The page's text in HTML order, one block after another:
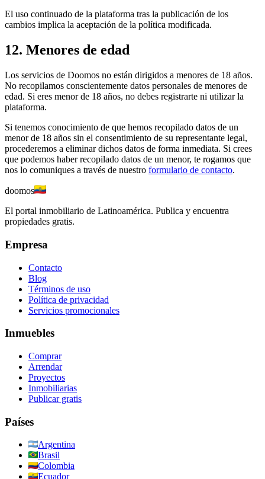
El uso continuado de la plataforma tras la publicación de los
cambios implica la aceptación de la política modificada.
12. Menores de edad
Los servicios de Doomos no están dirigidos a menores de 18 años.
No recopilamos conscientemente datos personales de menores de
edad. Si eres menor de 18 años, no debes registrarte ni utilizar la
plataforma.
Si tenemos conocimiento de que hemos recopilado datos de un
menor de 18 años sin el consentimiento de su representante legal,
procederemos a eliminar dichos datos de forma inmediata. Si crees
que podemos haber recopilado datos de un menor, te rogamos que
nos lo comuniques a través de nuestro formulario de contacto.
doomos
El portal inmobiliario de Latinoamérica. Publica y encuentra
propiedades gratis.
Empresa
Contacto
Blog
Términos de uso
Política de privacidad
Servicios promocionales
Inmuebles
Comprar
Arrendar
Proyectos
Inmobiliarias
Publicar gratis
Países
Argentina
Brasil
Colombia
Ecuador